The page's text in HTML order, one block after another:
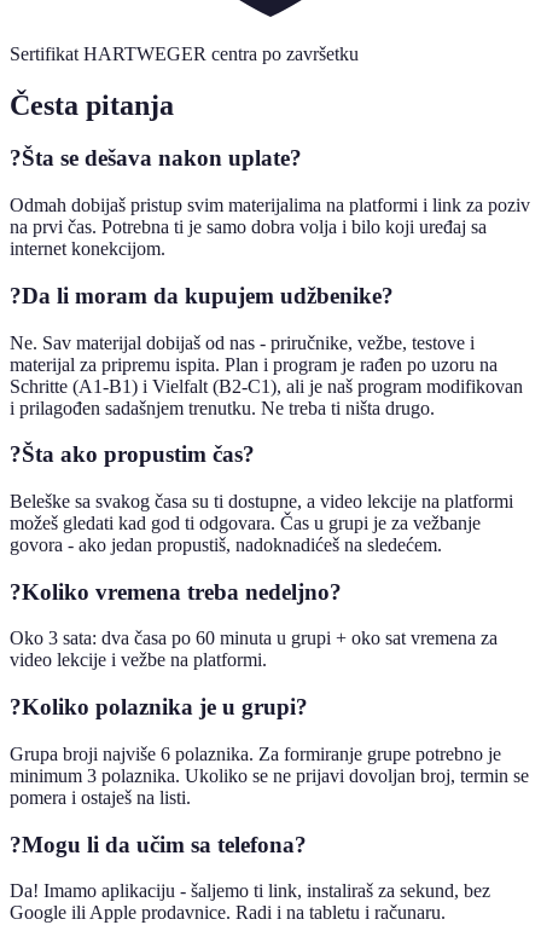
Sertifikat HARTWEGER centra po završetku
Česta pitanja
?Šta se dešava nakon uplate?
Odmah dobijaš pristup svim materijalima na platformi i link za poziv
na prvi čas. Potrebna ti je samo dobra volja i bilo koji uređaj sa
internet konekcijom.
?Da li moram da kupujem udžbenike?
Ne. Sav materijal dobijaš od nas - priručnike, vežbe, testove i
materijal za pripremu ispita. Plan i program je rađen po uzoru na
Schritte (A1-B1) i Vielfalt (B2-C1), ali je naš program modifikovan
i prilagođen sadašnjem trenutku. Ne treba ti ništa drugo.
?Šta ako propustim čas?
Beleške sa svakog časa su ti dostupne, a video lekcije na platformi
možeš gledati kad god ti odgovara. Čas u grupi je za vežbanje
govora - ako jedan propustiš, nadoknadićeš na sledećem.
?Koliko vremena treba nedeljno?
Oko 3 sata: dva časa po 60 minuta u grupi + oko sat vremena za
video lekcije i vežbe na platformi.
?Koliko polaznika je u grupi?
Grupa broji najviše 6 polaznika. Za formiranje grupe potrebno je
minimum 3 polaznika. Ukoliko se ne prijavi dovoljan broj, termin se
pomera i ostaješ na listi.
?Mogu li da učim sa telefona?
Da! Imamo aplikaciju - šaljemo ti link, instaliraš za sekund, bez
Google ili Apple prodavnice. Radi i na tabletu i računaru.